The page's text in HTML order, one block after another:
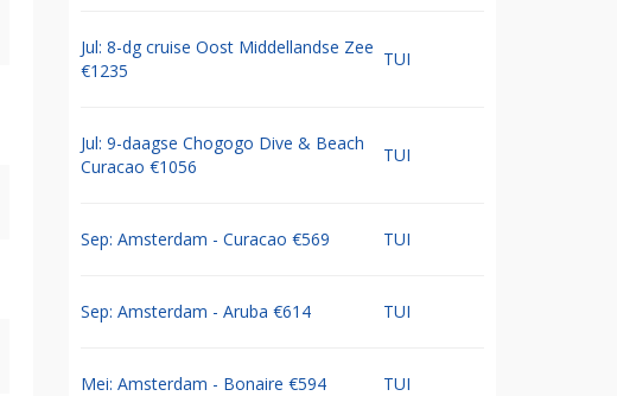
Jul: 8-dg cruise Oost Middellandse Zee
€1235
TUI
Jul: 9-daagse Chogogo Dive & Beach
Curacao €1056
TUI
Sep: Amsterdam - Curacao €569 TUI
Sep: Amsterdam - Aruba €614 TUI
Mei: Amsterdam - Bonaire €594 TUI